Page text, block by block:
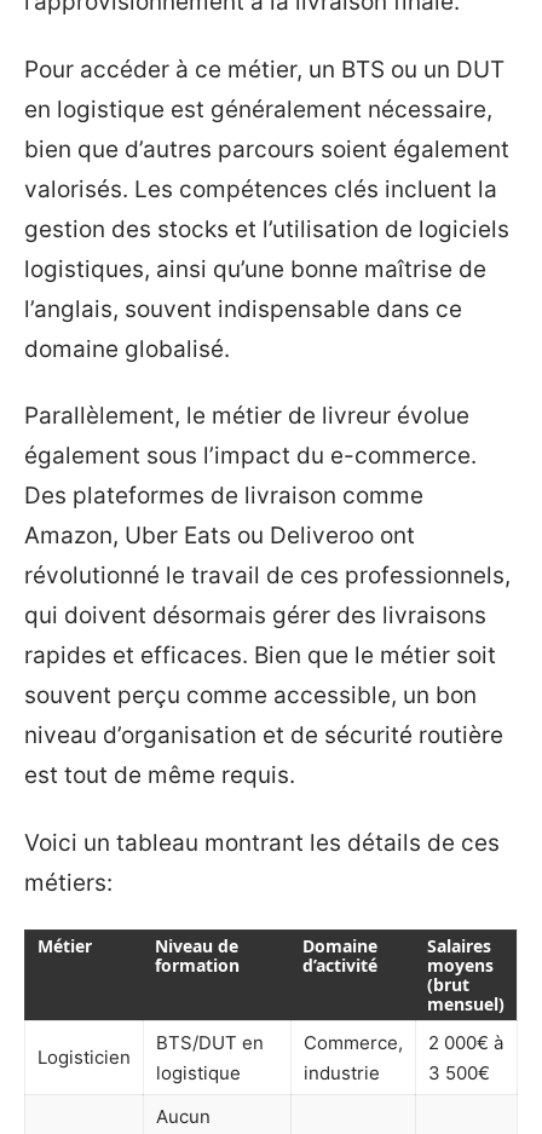
Pour accéder à ce métier, un BTS ou un DUT
en logistique est généralement nécessaire,
bien que d’autres parcours soient également
valorisés. Les compétences clés incluent la
gestion des stocks et l’utilisation de logiciels
logistiques, ainsi qu’une bonne maîtrise de
l’anglais, souvent indispensable dans ce
domaine globalisé.
Parallèlement, le métier de livreur évolue
également sous l’impact du e-commerce.
Des plateformes de livraison comme
Amazon, Uber Eats ou Deliveroo ont
révolutionné le travail de ces professionnels,
qui doivent désormais gérer des livraisons
rapides et efficaces. Bien que le métier soit
souvent perçu comme accessible, un bon
niveau d’organisation et de sécurité routière
est tout de même requis.
Voici un tableau montrant les détails de ces
métiers:
Métier
Niveau de
formation
Domaine
d’activité
Salaires
moyens
(brut
mensuel)
Logisticien
BTS/DUT en
logistique
Commerce,
industrie
2 000€ à
3 500€
Aucun